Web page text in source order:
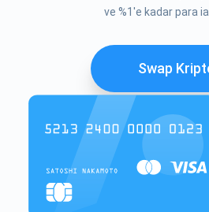
ve %1'e kadar para
Swap